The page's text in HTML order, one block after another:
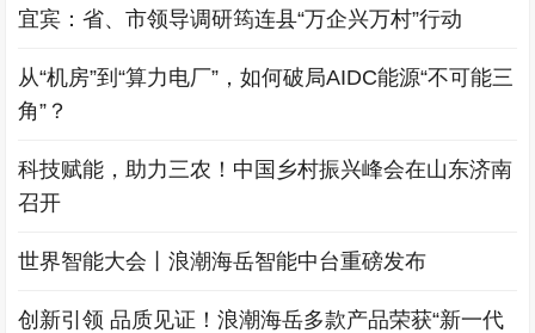
宜宾：省、市领导调研筠连县“万企兴万村”行动
从“机房”到“算力电厂”，如何破局AIDC能源“不可能三
角”？
科技赋能，助力三农！中国乡村振兴峰会在山东济南
召开
世界智能大会丨浪潮海岳智能中台重磅发布
创新引领 品质见证！浪潮海岳多款产品荣获“新一代